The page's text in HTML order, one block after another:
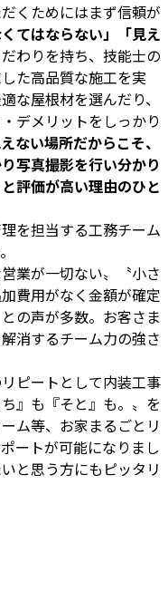
くためにはまず信頼が
てはならない」「見え
わりを持ち、技能士の
た高品質な施工を実
な屋根材を選んだり、
デメリットをしっかり
ない場所だからこそ、
写真撮影を行い分かり
評価が高い理由のひと
を担当する工務チーム
業が一切ない〟〝小さ
費用がなく金額が確定
の声が多数。お客さま
消するチーム力の強さ
ピートとして内装工事
』も『そと』も。〟を
ム等、お家まるごとリ
ートが可能になりまし
と思う方にもピッタリ